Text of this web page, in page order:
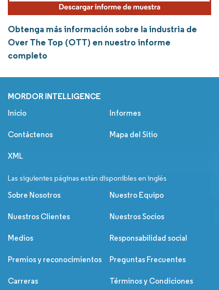
Obtenga más información sobre la industria de
Over The Top (OTT) en nuestro informe
completo
MORDOR INTELLIGENCE
Inicio Informes
Contáctenos Mapa del Sitio
XML
Las siguientes páginas están disponibles en inglés
Sobre Nosotros Nuestro Equipo
Nuestros Clientes Nuestros Socios
Medios Responsabilidad social
Premios y reconocimientos Preguntas Frecuentes
Carreras Términos y Condiciones